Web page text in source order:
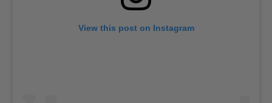
View this post on Instagram